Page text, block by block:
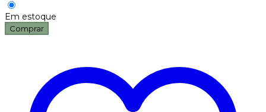
Em estoque
Comprar